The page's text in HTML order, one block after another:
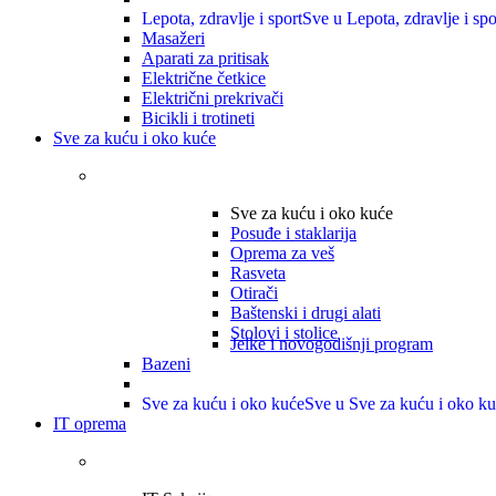
Lepota, zdravlje i sportSve u Lepota, zdravlje i
Masažeri
Aparati za pritisak
Električne četkice
Električni prekrivači
Bicikli i trotineti
Sve za kuću i oko kuće
Sve za kuću i oko kuće
Posuđe i staklarija
Oprema za veš
Rasveta
Otirači
Baštenski i drugi alati
Stolovi i stolice
Jelke i novogodišnji program
Bazeni
Sve za kuću i oko kućeSve u Sve za kuću i oko
IT oprema